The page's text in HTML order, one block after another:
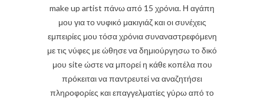
make up artist πάνω από 15 χρόνια. Η αγάπη
μου για το νυφικό μακιγιάζ και οι συνέχεις
εμπειρίες μου τόσα χρόνια συναναστρεφόμενη
με τις νύφες με ώθησε να δημιούργησω το δικό
μου site ώστε να μπορεί η κάθε κοπέλα που
πρόκειται να παντρευτεί να αναζητήσει
πληροφορίες και επαγγελματίες γύρω από το